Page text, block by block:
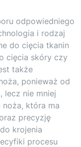
odpowiedniego
i rodzaj
do cięcia tkanin
cięcia skóry czy
także
ponieważ od
lecz nie mniej
która ma
precyzję
krojenia
procesu